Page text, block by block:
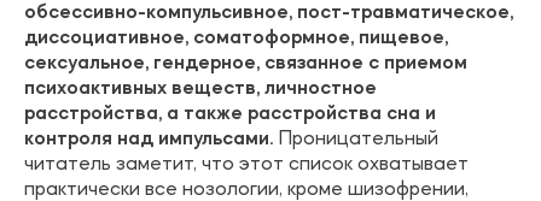
обсессивно-компульсивное, пост-травматическое,
диссоциативное, соматоформное, пищевое,
сексуальное, гендерное, связанное с приемом
психоактивных веществ, личностное
расстройства, а также расстройства сна и
контроля над импульсами. Проницательный
читатель заметит, что этот список охватывает
практически все нозологии, кроме шизофрении,